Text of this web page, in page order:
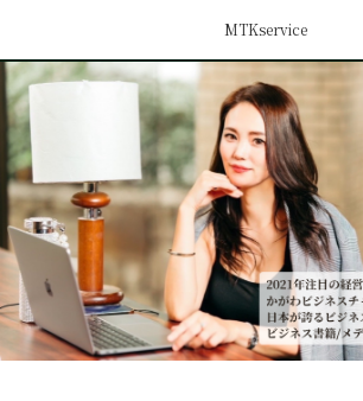
MTKservice